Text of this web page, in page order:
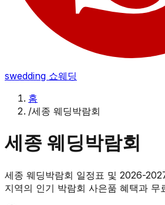
swedding 쇼웨딩
홈
/세종 웨딩박람회
세종 웨딩박람회
세종 웨딩박람회 일정표 및 2026-
지역의 인기 박람회 사은품 혜택과 무